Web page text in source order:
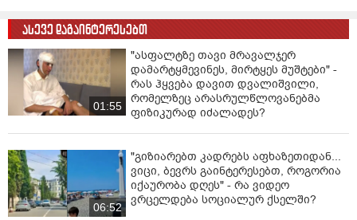
ასევე დაგაინტერესებთ
01:55
"ასფალტზე თავი მრავალჯერ
დამარტყმევინეს, მირტყეს მუშტები" -
რას ჰყვება დავით დვალიშვილი,
რომელზეც არასრულწლოვანებმა
ფიზიკურად იძალადეს?
06:52
"გიზიარებთ კადრებს აფხაზეთიდან...
ვიცი, ბევრს გაინტერესებთ, როგორია
იქაურობა დღეს" - რა ვიდეო
ვრცელდება სოციალურ ქსელში?